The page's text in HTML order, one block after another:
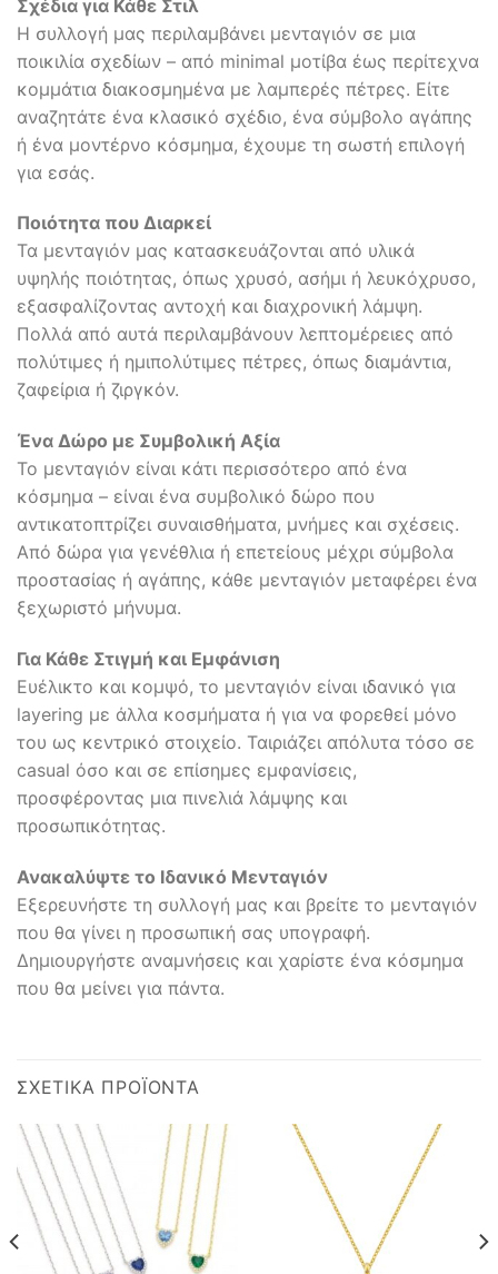
Σχέδια για Κάθε Στιλ
Η συλλογή μας περιλαμβάνει μενταγιόν σε μια
ποικιλία σχεδίων – από minimal μοτίβα έως περίτεχνα
κομμάτια διακοσμημένα με λαμπερές πέτρες. Είτε
αναζητάτε ένα κλασικό σχέδιο, ένα σύμβολο αγάπης
ή ένα μοντέρνο κόσμημα, έχουμε τη σωστή επιλογή
για εσάς.
Ποιότητα που Διαρκεί
Τα μενταγιόν μας κατασκευάζονται από υλικά
υψηλής ποιότητας, όπως χρυσό, ασήμι ή λευκόχρυσο,
εξασφαλίζοντας αντοχή και διαχρονική λάμψη.
Πολλά από αυτά περιλαμβάνουν λεπτομέρειες από
πολύτιμες ή ημιπολύτιμες πέτρες, όπως διαμάντια,
ζαφείρια ή ζιργκόν.
Ένα Δώρο με Συμβολική Αξία
Το μενταγιόν είναι κάτι περισσότερο από ένα
κόσμημα – είναι ένα συμβολικό δώρο που
αντικατοπτρίζει συναισθήματα, μνήμες και σχέσεις.
Από δώρα για γενέθλια ή επετείους μέχρι σύμβολα
προστασίας ή αγάπης, κάθε μενταγιόν μεταφέρει ένα
ξεχωριστό μήνυμα.
Για Κάθε Στιγμή και Εμφάνιση
Ευέλικτο και κομψό, το μενταγιόν είναι ιδανικό για
layering με άλλα κοσμήματα ή για να φορεθεί μόνο
του ως κεντρικό στοιχείο. Ταιριάζει απόλυτα τόσο σε
casual όσο και σε επίσημες εμφανίσεις,
προσφέροντας μια πινελιά λάμψης και
προσωπικότητας.
Ανακαλύψτε το Ιδανικό Μενταγιόν
Εξερευνήστε τη συλλογή μας και βρείτε το μενταγιόν
που θα γίνει η προσωπική σας υπογραφή.
Δημιουργήστε αναμνήσεις και χαρίστε ένα κόσμημα
που θα μείνει για πάντα.
ΣΧΕΤΙΚΆ ΠΡΟΪΌΝΤΑ